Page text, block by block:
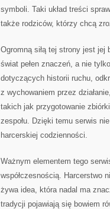
symboli. Taki układ treści
także rodziców, którzy chcą
Ogromną siłą tej strony jest
świat pełen znaczeń, a nie
dotyczących historii ruchu,
z wychowaniem przez
takich jak przygotowanie
zespołu. Dzięki temu serwis
harcerskiej codzienności.
Ważnym elementem tego
współczesnością. Harcerstwo
żywa idea, która nadal ma
tradycji pojawiają się bowiem